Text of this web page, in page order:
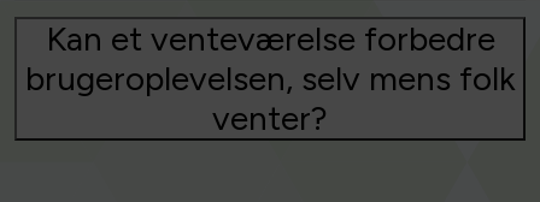
Kan et venteværelse forbedre
brugeroplevelsen, selv mens folk
venter?